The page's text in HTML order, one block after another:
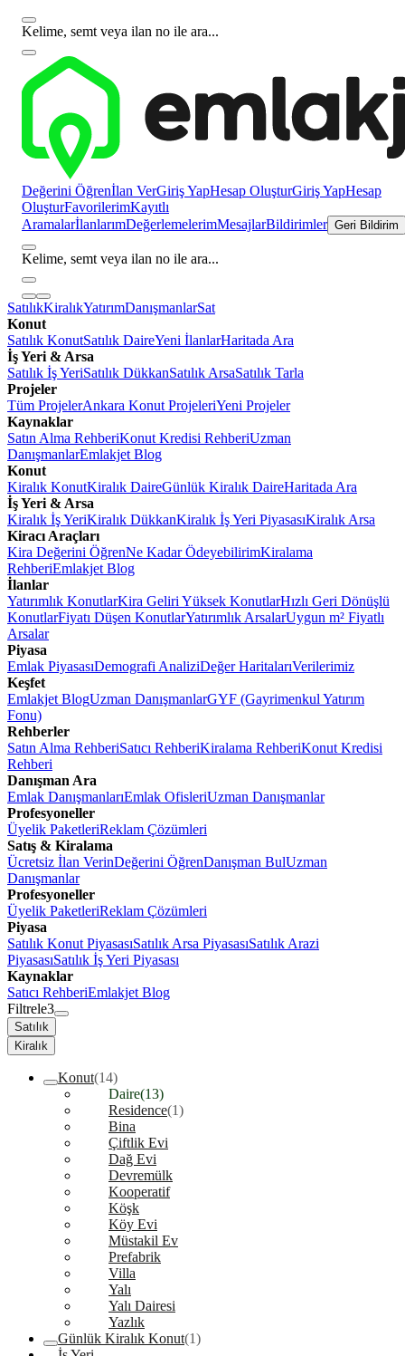
Kelime, semt veya ilan no ile ara...
Değerini Öğrenİlan VerGiriş YapHesap OluşturGiriş YapHesap
OluşturFavorilerimKayıtlı
AramalarİlanlarımDeğerlemelerimMesajlarBildirimler Geri Bildirim
Kelime, semt veya ilan no ile ara...
SatılıkKiralıkYatırımDanışmanlarSat
Konut
Satılık KonutSatılık DaireYeni İlanlarHaritada Ara
İş Yeri & Arsa
Satılık İş YeriSatılık DükkanSatılık ArsaSatılık Tarla
Projeler
Tüm ProjelerAnkara Konut ProjeleriYeni Projeler
Kaynaklar
Satın Alma RehberiKonut Kredisi RehberiUzman
DanışmanlarEmlakjet Blog
Konut
Kiralık KonutKiralık DaireGünlük Kiralık DaireHaritada Ara
İş Yeri & Arsa
Kiralık İş YeriKiralık DükkanKiralık İş Yeri PiyasasıKiralık Arsa
Kiracı Araçları
Kira Değerini ÖğrenNe Kadar ÖdeyebilirimKiralama
RehberiEmlakjet Blog
İlanlar
Yatırımlık KonutlarKira Geliri Yüksek KonutlarHızlı Geri Dönüşlü
KonutlarFiyatı Düşen KonutlarYatırımlık ArsalarUygun m² Fiyatlı
Arsalar
Piyasa
Emlak PiyasasıDemografi AnaliziDeğer HaritalarıVerilerimiz
Keşfet
Emlakjet BlogUzman DanışmanlarGYF (Gayrimenkul Yatırım
Fonu)
Rehberler
Satın Alma RehberiSatıcı RehberiKiralama RehberiKonut Kredisi
Rehberi
Danışman Ara
Emlak DanışmanlarıEmlak OfisleriUzman Danışmanlar
Profesyoneller
Üyelik PaketleriReklam Çözümleri
Satış & Kiralama
Ücretsiz İlan VerinDeğerini ÖğrenDanışman BulUzman
Danışmanlar
Profesyoneller
Üyelik PaketleriReklam Çözümleri
Piyasa
Satılık Konut PiyasasıSatılık Arsa PiyasasıSatılık Arazi
PiyasasıSatılık İş Yeri Piyasası
Kaynaklar
Satıcı RehberiEmlakjet Blog
Filtrele3
Satılık
Kiralık
Konut(14)
Daire(13)
Residence(1)
Bina
Çiftlik Evi
Dağ Evi
Devremülk
Kooperatif
Köşk
Köy Evi
Müstakil Ev
Prefabrik
Villa
Yalı
Yalı Dairesi
Yazlık
Günlük Kiralık Konut(1)